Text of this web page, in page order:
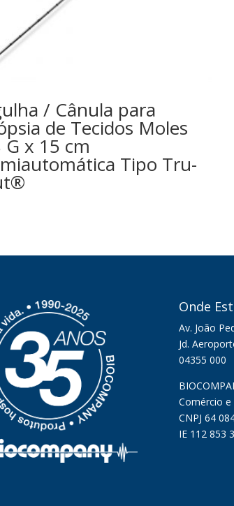
/ Cânula para
de Tecidos Moles
G x 15 cm
Tipo Tru-
Onde
Av. João
Jd.
04355 000
Comércio e
CNPJ 64
IE 112 853